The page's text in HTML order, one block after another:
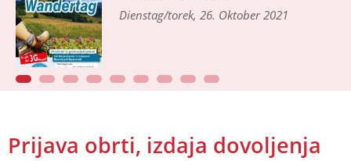
Dienstag/torek, 26. Oktober 2021
Prijava obrti, izdaja dovoljenja